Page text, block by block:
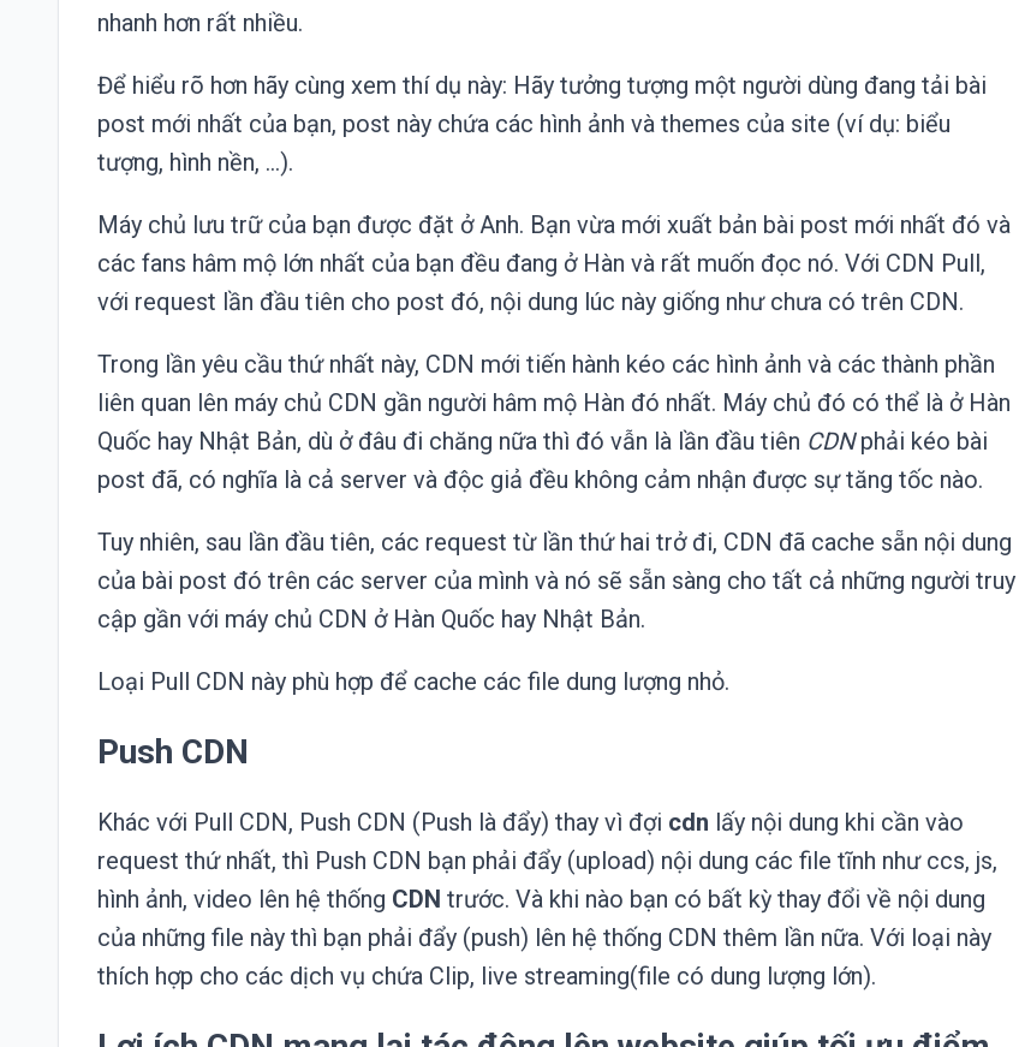
nhanh hơn rất nhiều.
Để hiểu rõ hơn hãy cùng xem thí dụ này: Hãy tưởng tượng một người dùng đang tải bài
post mới nhất của bạn, post này chứa các hình ảnh và themes của site (ví dụ: biểu
tượng, hình nền, …).
Máy chủ lưu trữ của bạn được đặt ở Anh. Bạn vừa mới xuất bản bài post mới nhất đó và
các fans hâm mộ lớn nhất của bạn đều đang ở Hàn và rất muốn đọc nó. Với CDN Pull,
với request lần đầu tiên cho post đó, nội dung lúc này giống như chưa có trên CDN.
Trong lần yêu cầu thứ nhất này, CDN mới tiến hành kéo các hình ảnh và các thành phần
liên quan lên máy chủ CDN gần người hâm mộ Hàn đó nhất. Máy chủ đó có thể là ở Hàn
Quốc hay Nhật Bản, dù ở đâu đi chăng nữa thì đó vẫn là lần đầu tiên CDNphải kéo bài
post đã, có nghĩa là cả server và độc giả đều không cảm nhận được sự tăng tốc nào.
Tuy nhiên, sau lần đầu tiên, các request từ lần thứ hai trở đi, CDN đã cache sẵn nội dung
của bài post đó trên các server của mình và nó sẽ sẵn sàng cho tất cả những người truy
cập gần với máy chủ CDN ở Hàn Quốc hay Nhật Bản.
Loại Pull CDN này phù hợp để cache các file dung lượng nhỏ.
Push CDN
Khác với Pull CDN, Push CDN (Push là đẩy) thay vì đợi cdn lấy nội dung khi cần vào
request thứ nhất, thì Push CDN bạn phải đẩy (upload) nội dung các file tĩnh như ccs, js,
hình ảnh, video lên hệ thống CDN trước. Và khi nào bạn có bất kỳ thay đổi về nội dung
của những file này thì bạn phải đẩy (push) lên hệ thống CDN thêm lần nữa. Với loại này
thích hợp cho các dịch vụ chứa Clip, live streaming(file có dung lượng lớn).